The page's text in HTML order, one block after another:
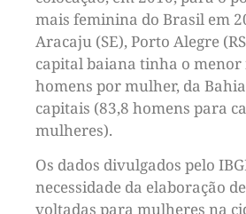
mais feminina do Brasil em
Aracaju (SE), Porto Alegre
capital baiana tinha o menor
homens por mulher, da
capitais (83,8 homens para
mulheres).
Os dados divulgados pelo
necessidade da elaboração
voltadas para mulheres na